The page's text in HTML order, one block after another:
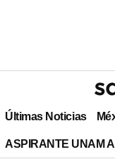
Últimas Noticias
ASPIRANTE UNAM